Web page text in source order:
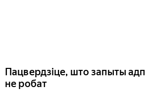
Пацвердзіце, што запыты
не робат